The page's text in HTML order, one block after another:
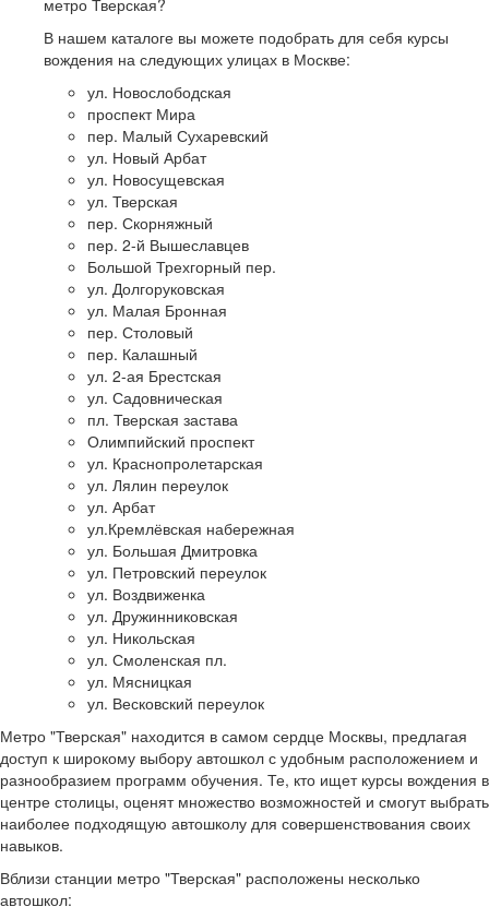
В нашем каталоге вы можете подобрать для себя курсы
вождения на следующих улицах в Москве:
ул. Новослободская
проспект Мира
пер. Малый Сухаревский
ул. Новый Арбат
ул. Новосущевская
ул. Тверская
пер. Скорняжный
пер. 2-й Вышеславцев
Большой Трехгорный пер.
ул. Долгоруковская
ул. Малая Бронная
пер. Столовый
пер. Калашный
ул. 2-ая Брестская
ул. Садовническая
пл. Тверская застава
Олимпийский проспект
ул. Краснопролетарская
ул. Лялин переулок
ул. Арбат
ул.Кремлёвская набережная
ул. Большая Дмитровка
ул. Петровский переулок
ул. Воздвиженка
ул. Дружинниковская
ул. Никольская
ул. Смоленская пл.
ул. Мясницкая
ул. Весковский переулок
Метро "Тверская" находится в самом сердце Москвы, предлагая
доступ к широкому выбору автошкол с удобным расположением и
разнообразием программ обучения. Те, кто ищет курсы вождения в
центре столицы, оценят множество возможностей и смогут выбрать
наиболее подходящую автошколу для совершенствования своих
навыков.
Вблизи станции метро "Тверская" расположены несколько
автошкол: